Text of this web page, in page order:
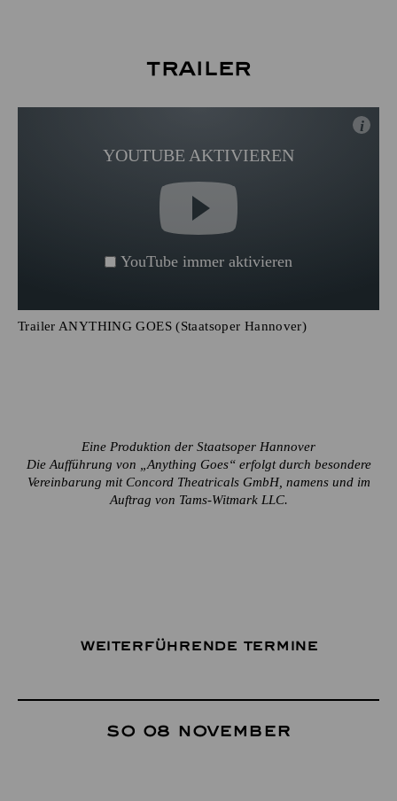
Trailer
YOUTUBE AKTIVIEREN
i
YouTube immer aktivieren
Trailer ANYTHING GOES (Staatsoper Hannover)
Eine Produktion der Staatsoper Hannover
Die Aufführung von „Anything Goes“ erfolgt durch besondere
Vereinbarung mit Concord Theatricals GmbH, namens und im
Auftrag von Tams-Witmark LLC.
Weiterführende Termine
So 08 November